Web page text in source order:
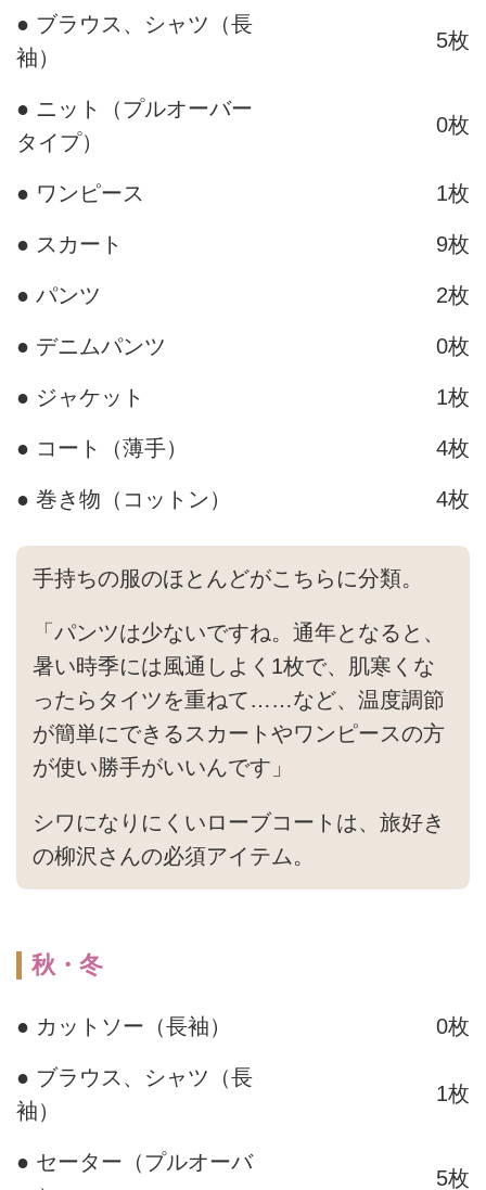
● ブラウス、シャツ（長
袖）
5枚
● ニット（プルオーバー
タイプ）
0枚
● ワンピース 1枚
● スカート 9枚
● パンツ 2枚
● デニムパンツ 0枚
● ジャケット 1枚
● コート（薄手） 4枚
● 巻き物（コットン） 4枚
手持ちの服のほとんどがこちらに分類。
「パンツは少ないですね。通年となると、
暑い時季には風通しよく1枚で、肌寒くな
ったらタイツを重ねて……など、温度調節
が簡単にできるスカートやワンピースの方
が使い勝手がいいんです」
シワになりにくいローブコートは、旅好き
の柳沢さんの必須アイテム。
秋・冬
● カットソー（長袖） 0枚
● ブラウス、シャツ（長
袖）
1枚
● セーター（プルオーバ
5枚